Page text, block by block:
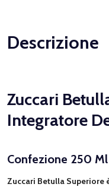
Descrizione
Zuccari
Integratore
Confezione 250 Ml
Zuccari Betulla Superiore